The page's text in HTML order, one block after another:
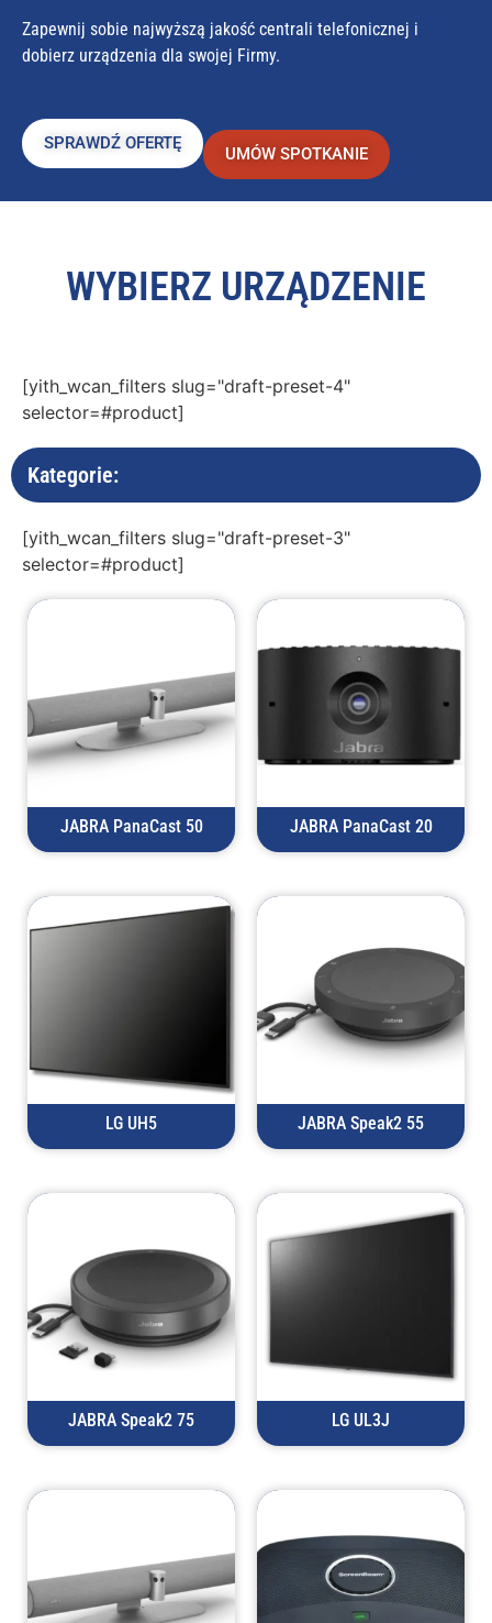
Zapewnij sobie najwyższą jakość centrali telefonicznej i
dobierz urządzenia dla swojej Firmy.
SPRAWDŹ OFERTĘ
UMÓW SPOTKANIE
WYBIERZ URZĄDZENIE
[yith_wcan_filters slug="draft-preset-4"
selector=#product]
Kategorie:
[yith_wcan_filters slug="draft-preset-3"
selector=#product]
JABRA PanaCast 50 JABRA PanaCast 20
LG UH5 JABRA Speak2 55
JABRA Speak2 75 LG UL3J